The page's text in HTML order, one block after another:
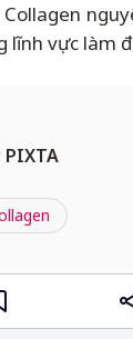
lĩnh vực làm
PIXTA